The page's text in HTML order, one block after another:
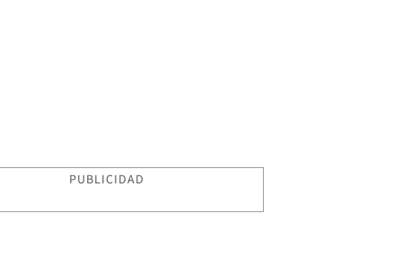
PUBLICIDAD